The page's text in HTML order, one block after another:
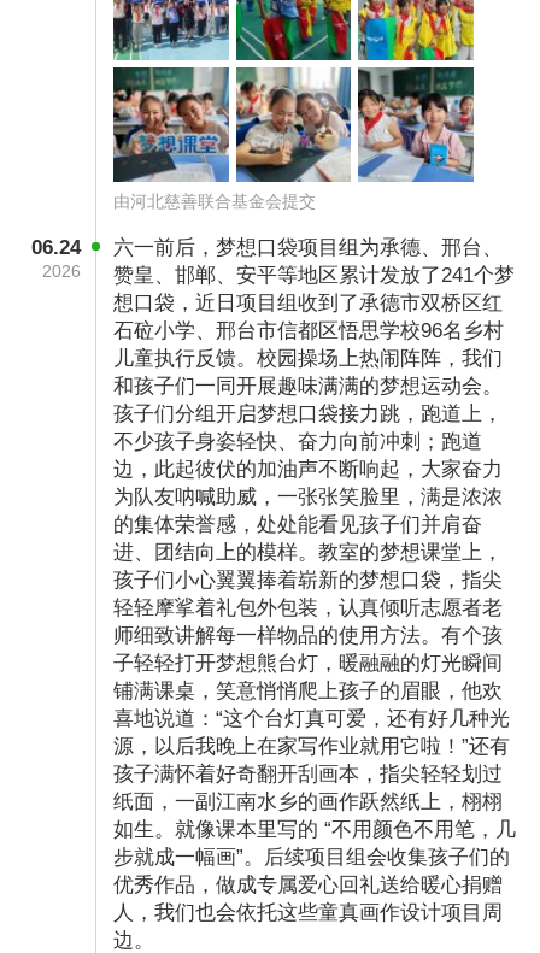
3种成长体验
梦想课堂 为孩子们插上梦想的翅膀
为了让乡村儿童在接受基础教育外，接触艺术课
程，我们定期开设梦想课堂，邀请杨柳、方琼、
苗博等专业主持人亲临，教授孩子们发音、朗诵
技巧；聘请专业讲师，根据乡村儿童的实际需求
设置音乐、舞蹈、绘画、书法等艺术课程，为他
们开启充满公益理念与艺术技能的素质教育。
由河北慈善联合基金会提交
06.24
2026
六一前后，梦想口袋项目组为承德、邢台、
赞皇、邯郸、安平等地区累计发放了241个梦
想口袋，近日项目组收到了承德市双桥区红
石砬小学、邢台市信都区悟思学校96名乡村
儿童执行反馈。校园操场上热闹阵阵，我们
和孩子们一同开展趣味满满的梦想运动会。
孩子们分组开启梦想口袋接力跳，跑道上，
不少孩子身姿轻快、奋力向前冲刺；跑道
边，此起彼伏的加油声不断响起，大家奋力
为队友呐喊助威，一张张笑脸里，满是浓浓
的集体荣誉感，处处能看见孩子们并肩奋
进、团结向上的模样。教室的梦想课堂上，
孩子们小心翼翼捧着崭新的梦想口袋，指尖
轻轻摩挲着礼包外包装，认真倾听志愿者老
师细致讲解每一样物品的使用方法。有个孩
子轻轻打开梦想熊台灯，暖融融的灯光瞬间
铺满课桌，笑意悄悄爬上孩子的眉眼，他欢
喜地说道：“这个台灯真可爱，还有好几种光
源，以后我晚上在家写作业就用它啦！”还有
孩子满怀着好奇翻开刮画本，指尖轻轻划过
纸面，一副江南水乡的画作跃然纸上，栩栩
如生。就像课本里写的 “不用颜色不用笔，几
步就成一幅画”。后续项目组会收集孩子们的
优秀作品，做成专属爱心回礼送给暖心捐赠
人，我们也会依托这些童真画作设计项目周
边。